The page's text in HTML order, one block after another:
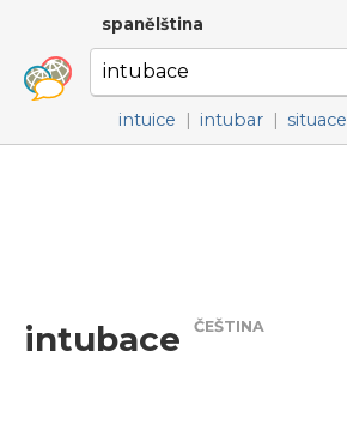
spanělština
intuice | intubar | situace
intubace ČEŠTINA